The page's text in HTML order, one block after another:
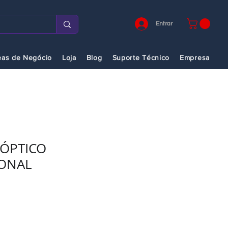
Entrar
de Negócio Loja Blog Suporte Técnico Empresa